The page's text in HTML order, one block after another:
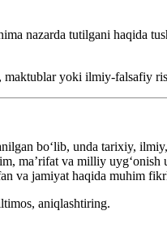
nazarda tutilgani haqida
yoki ilmiy-falsafiy
bo‘lib, unda tarixiy,
ma’rifat va milliy uyg‘onish
va jamiyat haqida muhim
aniqlashtiring.